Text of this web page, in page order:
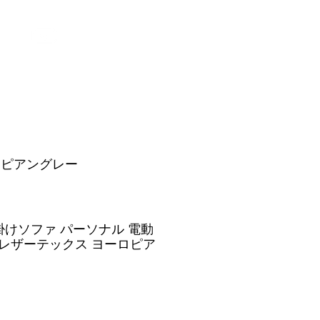
アングレー
けソファ パーソナル 電動
ザーテックス ヨーロピア